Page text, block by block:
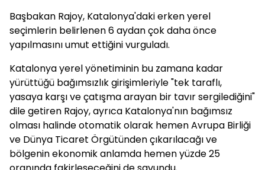
Başbakan Rajoy, Katalonya'daki erken yerel
seçimlerin belirlenen 6 aydan çok daha önce
yapılmasını umut ettiğini vurguladı.
Katalonya yerel yönetiminin bu zamana kadar
yürüttüğü bağımsızlık girişimleriyle "tek taraflı,
yasaya karşı ve çatışma arayan bir tavır sergilediğini"
dile getiren Rajoy, ayrıca Katalonya'nın bağımsız
olması halinde otomatik olarak hemen Avrupa Birliği
ve Dünya Ticaret Örgütünden çıkarılacağı ve
bölgenin ekonomik anlamda hemen yüzde 25